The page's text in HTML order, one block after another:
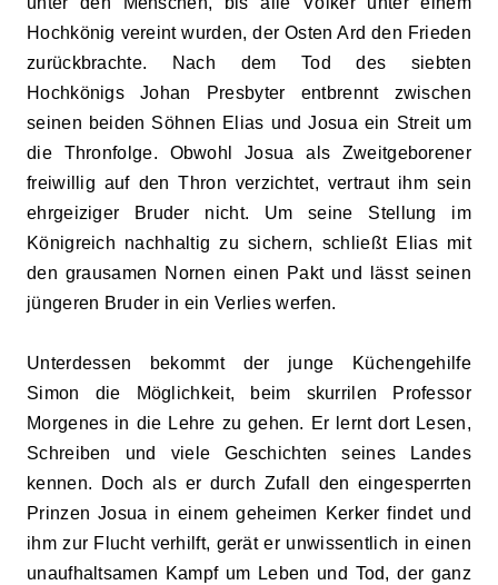
Hochkönig vereint wurden, der Osten Ard den Frieden
zurückbrachte. Nach dem Tod des siebten
Hochkönigs Johan Presbyter entbrennt zwischen
seinen beiden Söhnen Elias und Josua ein Streit um
die Thronfolge. Obwohl Josua als Zweitgeborener
freiwillig auf den Thron verzichtet, vertraut ihm sein
ehrgeiziger Bruder nicht. Um seine Stellung im
Königreich nachhaltig zu sichern, schließt Elias mit
den grausamen Nornen einen Pakt und lässt seinen
jüngeren Bruder in ein Verlies werfen.
Unterdessen bekommt der junge Küchengehilfe
Simon die Möglichkeit, beim skurrilen Professor
Morgenes in die Lehre zu gehen. Er lernt dort Lesen,
Schreiben und viele Geschichten seines Landes
kennen. Doch als er durch Zufall den eingesperrten
Prinzen Josua in einem geheimen Kerker findet und
ihm zur Flucht verhilft, gerät er unwissentlich in einen
unaufhaltsamen Kampf um Leben und Tod, der ganz